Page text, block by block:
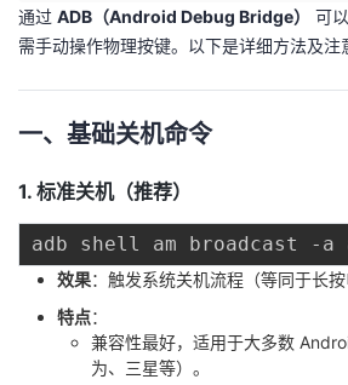
主
页
的
开
发
者
我
的
我
通过 ADB（Android Debug Bridge）
可
需手动操作物理按键。以下是详细方法及注
一、基础关机命令
1. 标准关机（推荐）
效果：触发系统关机流程（等同于长按
特点：
兼容性最好，适用于大多数
为、三星等）。